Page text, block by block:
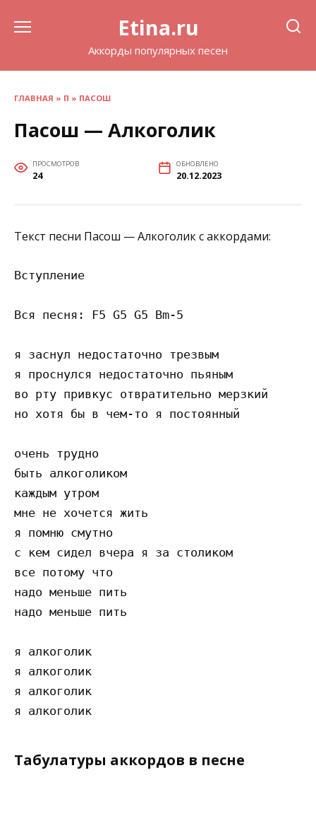
Etina.ru
Аккорды популярных песен
ГЛАВНАЯ » П » ПАСОШ
Пасош — Алкоголик
ПРОСМОТРОВ
24
ОБНОВЛЕНО
20.12.2023
Текст песни Пасош — Алкоголик с аккордами:
Вступление
Вся песня: F5 G5 G5 Bm-5
я заснул недостаточно трезвым
я проснулся недостаточно пьяным
во рту привкус отвратительно мерзкий
но хотя бы в чем-то я постоянный
очень трудно
быть алкоголиком
каждым утром
мне не хочется жить
я помню смутно
с кем сидел вчера я за столиком
все потому что
надо меньше пить
надо меньше пить
я алкоголик
я алкоголик
я алкоголик
Табулатуры аккордов в песне